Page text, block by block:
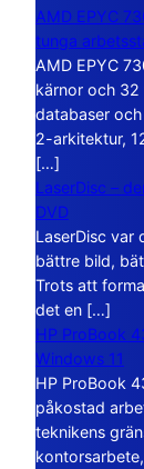
AMD EPYC
tunga
AMD EPYC
kärnor och 32
databaser
2-arkitektur,
[…]
LaserDisc –
DVD
LaserDisc var
bättre bild,
Trots att
det en […]
HP ProBook
Windows 11
HP ProBook
påkostad
teknikens